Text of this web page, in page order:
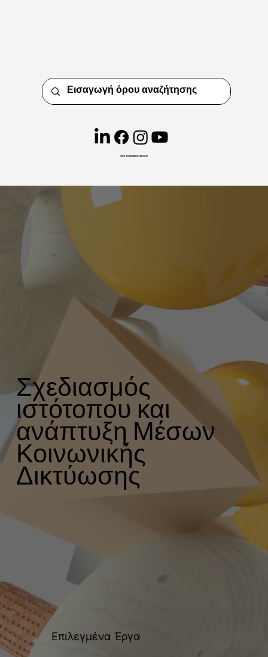
CKT BUSINESS GROUP
Σχεδιασμός
ιστότοπου και
ανάπτυξη Μέσων
Κοινωνικής
Δικτύωσης
Επιλεγμένα Έργα